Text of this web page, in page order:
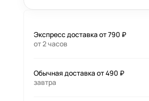
Экспресс доставка от 790 ₽
от 2 часов
Обычная доставка от 490 ₽
завтра